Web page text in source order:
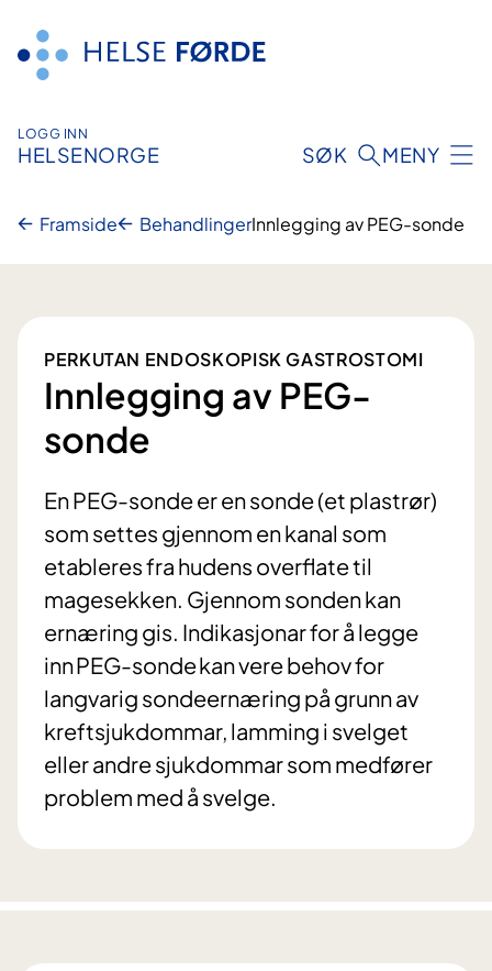
innhald
LOGG INN
HELSENORGE SØK MENY
Framside BehandlingerInnlegging av PEG-sonde
PERKUTAN ENDOSKOPISK GASTROSTOMI
Innlegging av PEG-
sonde
En PEG-sonde er en sonde (et plastrør)
som settes gjennom en kanal som
etableres fra hudens overflate til
magesekken. Gjennom sonden kan
ernæring gis. Indikasjonar for å legge
inn PEG-sonde kan vere behov for
langvarig sondeernæring på grunn av
kreftsjukdommar, lamming i svelget
eller andre sjukdommar som medfører
problem med å svelge.